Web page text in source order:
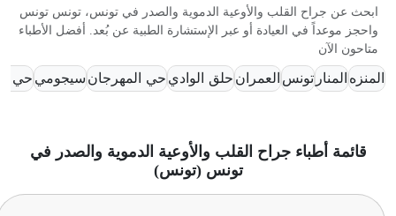
ابحث عن جراح القلب والأوعية الدموية والصدر في تونس، تونس تونس
واحجز موعداً في العيادة أو عبر الإستشارة الطبية عن بُعد. أفضل الأطباء
متاحون الآن
المنزه المنارتونسالعمران حلق الوادي حي المهرجانسيجوميحي
قائمة أطباء جراح القلب والأوعية الدموية والصدر في
تونس (تونس)